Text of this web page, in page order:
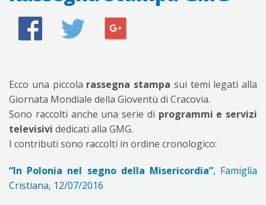
Ecco una piccola rassegna stampa sui temi legati alla
Giornata Mondiale della Gioventù di Cracovia.
Sono raccolti anche una serie di programmi e servizi
televisivi dedicati alla GMG.
I contributi sono raccolti in ordine cronologico:
“In Polonia nel segno della Misericordia”, Famiglia
Cristiana, 12/07/2016